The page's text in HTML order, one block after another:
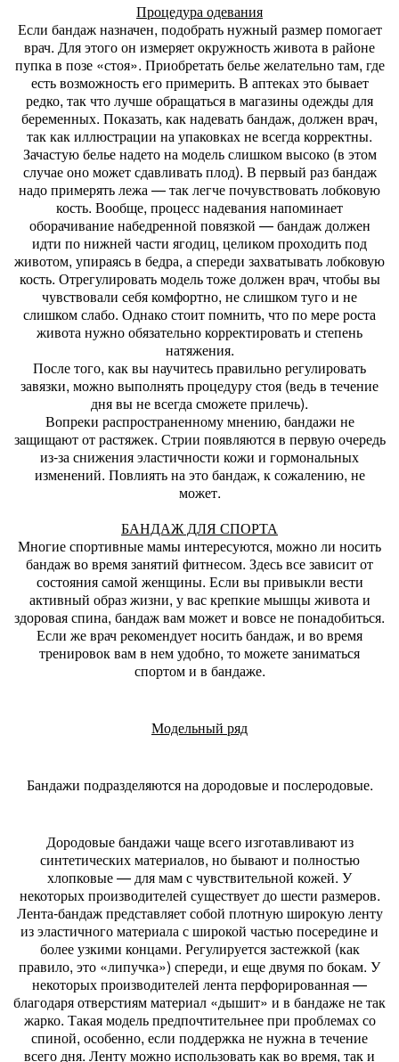
Процедура одевания
Если бандаж назначен, подобрать нужный размер помогает
врач. Для этого он измеряет окружность живота в районе
пупка в позе «стоя». Приобретать белье желательно там, где
есть возможность его примерить. В аптеках это бывает
редко, так что лучше обращаться в магазины одежды для
беременных. Показать, как надевать бандаж, должен врач,
так как иллюстрации на упаковках не всегда корректны.
Зачастую белье надето на модель слишком высоко (в этом
случае оно может сдавливать плод). В первый раз бандаж
надо примерять лежа — так легче почувствовать лобковую
кость. Вообще, процесс надевания напоминает
оборачивание набедренной повязкой — бандаж должен
идти по нижней части ягодиц, целиком проходить под
животом, упираясь в бедра, а спереди захватывать лобковую
кость. Отрегулировать модель тоже должен врач, чтобы вы
чувствовали себя комфортно, не слишком туго и не
слишком слабо. Однако стоит помнить, что по мере роста
живота нужно обязательно корректировать и степень
натяжения.
После того, как вы научитесь правильно регулировать
завязки, можно выполнять процедуру стоя (ведь в течение
дня вы не всегда сможете прилечь).
Вопреки распространенному мнению, бандажи не
защищают от растяжек. Стрии появляются в первую очередь
из-за снижения эластичности кожи и гормональных
изменений. Повлиять на это бандаж, к сожалению, не
может.
БАНДАЖ ДЛЯ СПОРТА
Многие спортивные мамы интересуются, можно ли носить
бандаж во время занятий фитнесом. Здесь все зависит от
состояния самой женщины. Если вы привыкли вести
активный образ жизни, у вас крепкие мышцы живота и
здоровая спина, бандаж вам может и вовсе не понадобиться.
Если же врач рекомендует носить бандаж, и во время
тренировок вам в нем удобно, то можете заниматься
спортом и в бандаже.
Модельный ряд
Бандажи подразделяются на дородовые и послеродовые.
Дородовые бандажи чаще всего изготавливают из
синтетических материалов, но бывают и полностью
хлопковые — для мам с чувствительной кожей. У
некоторых производителей существует до шести размеров.
Лента-бандаж представляет собой плотную широкую ленту
из эластичного материала с широкой частью посередине и
более узкими концами. Регулируется за­стежкой (как
правило, это «липучка») спереди, и еще двумя по бокам. У
некоторых производителей лента перфорированная —
благодаря отверстиям материал «дышит» и в бандаже не так
жарко. Такая модель предпочтительнее при проблемах со
спиной, особенно, если поддержка не нужна в течение
всего дня. Ленту можно использовать как во время, так и